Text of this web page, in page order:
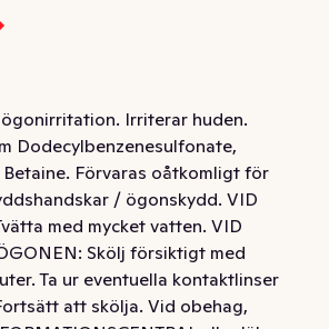
fräsch blå färg och en mild doft
Produkten motverkar dessutom kalk
och dålig doft i toaletten och ditt
Fresh WC Sticks Ocean är
Lägg Domestos Fresh WC Sticks
under spolknappen på din
blått vatten och fräsch doft vid
Fresh WC Sticks Ocean
Irriterar huden.
Dodecylbenzenesulfonate,
Förvaras oåtkomligt för
/ ögonskydd. VID
med mycket vatten. VID
Skölj försiktigt med
Ta ur eventuella kontaktlinser
att skölja. Vid obehag,